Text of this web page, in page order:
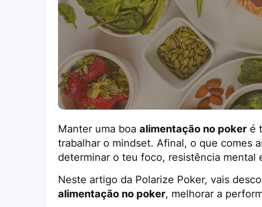
Manter uma boa alimentação no pokeré
trabalhar o mindset. Afinal, o que comes
determinar o teu foco, resistência mental
Neste artigo da Polarize Poker, vais
alimentação no poker, melhorar a